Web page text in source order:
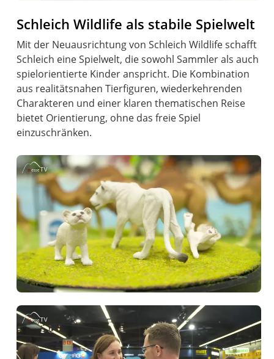
Schleich Wildlife als stabile Spielwelt
Mit der Neuausrichtung von Schleich Wildlife schafft
Schleich eine Spielwelt, die sowohl Sammler als auch
spielorientierte Kinder anspricht. Die Kombination
aus realitätsnahen Tierfiguren, wiederkehrenden
Charakteren und einer klaren thematischen Reise
bietet Orientierung, ohne das freie Spiel
einzuschränken.